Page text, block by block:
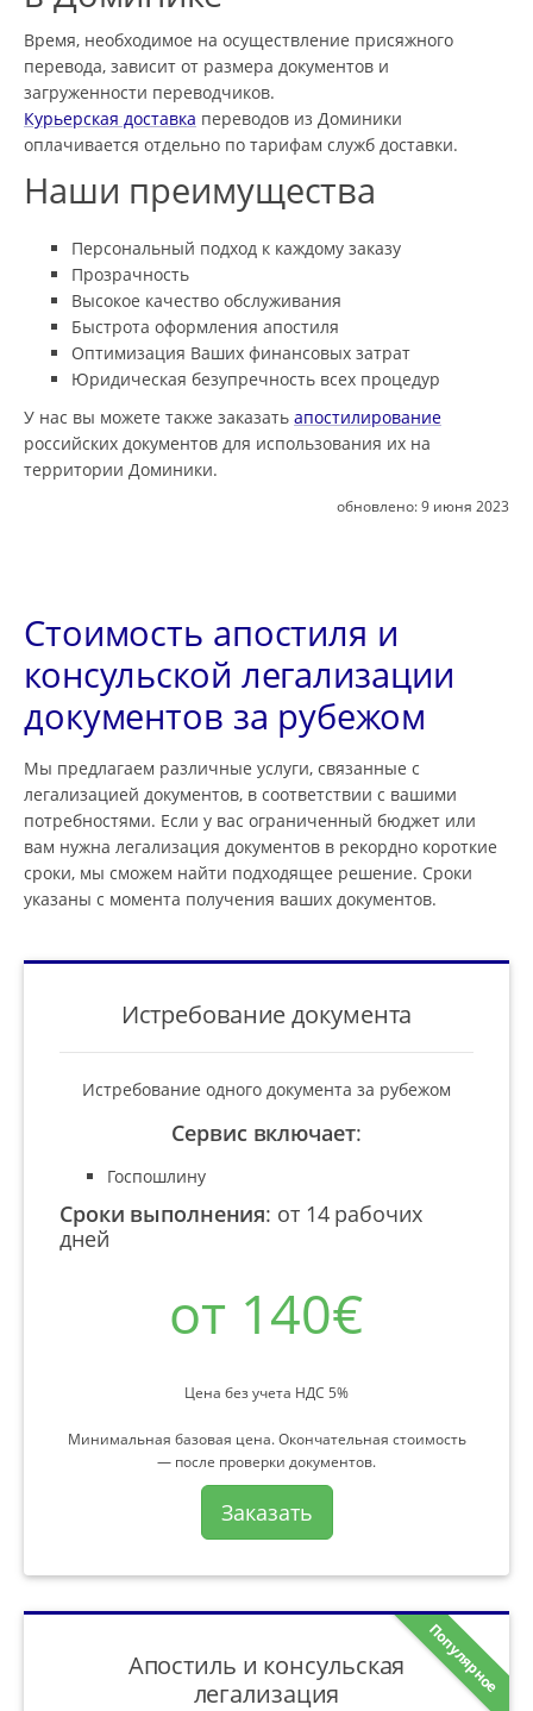
Время, необходимое на осуществление присяжного
перевода, зависит от размера документов и
загруженности переводчиков.
Курьерская доставка переводов из Доминики
оплачивается отдельно по тарифам служб доставки.
Наши преимущества
Персональный подход к каждому заказу
Прозрачность
Высокое качество обслуживания
Быстрота оформления апостиля
Оптимизация Ваших финансовых затрат
Юридическая безупречность всех процедур
У нас вы можете также заказать апостилирование
российских документов для использования их на
территории Доминики.
обновлено:9 июня 2023
Стоимость апостиля и
консульской легализации
документов за рубежом
Мы предлагаем различные услуги, связанные с
легализацией документов, в соответствии с вашими
потребностями. Если у вас ограниченный бюджет или
вам нужна легализация документов в рекордно короткие
сроки, мы сможем найти подходящее решение. Сроки
указаны с момента получения ваших документов.
Истребование документа
Истребование одного документа за рубежом
Сервис включает:
Госпошлину
Сроки выполнения: от 14 рабочих
дней
от 140€
Цена без учета НДС 5%
Минимальная базовая цена. Окончательная стоимость
— после проверки документов.
Заказать
Популярное
Апостиль и консульская
легализация